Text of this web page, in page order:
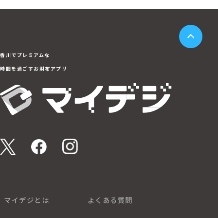
香川でプレミアムな
時間を過ごすお財布アプリ
マイデジとは よくある質問